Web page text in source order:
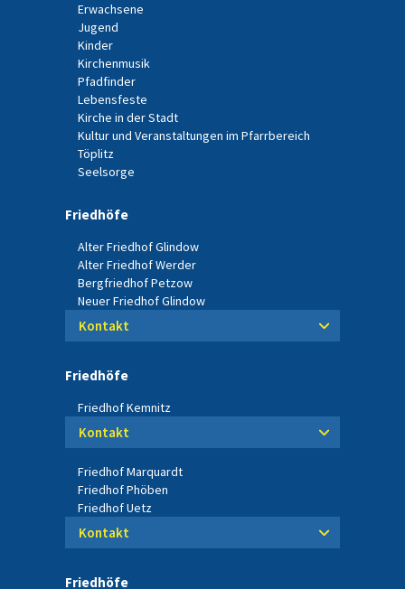
Erwachsene
Jugend
Kinder
Kirchenmusik
Pfadfinder
Lebensfeste
Kirche in der Stadt
Kultur und Veranstaltungen im Pfarrbereich
Töplitz
Seelsorge
Friedhöfe
Alter Friedhof Glindow
Alter Friedhof Werder
Bergfriedhof Petzow
Neuer Friedhof Glindow
Kontakt
Friedhöfe
Friedhof Kemnitz
Kontakt
Friedhof Marquardt
Friedhof Phöben
Friedhof Uetz
Kontakt
Friedhöfe